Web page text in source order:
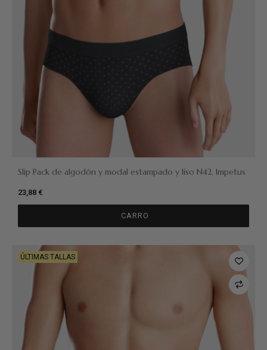
Slip Pack de algodón y modal estampado y liso N42, Impetus
23,88 €
CARRO
ÚLTIMAS TALLAS